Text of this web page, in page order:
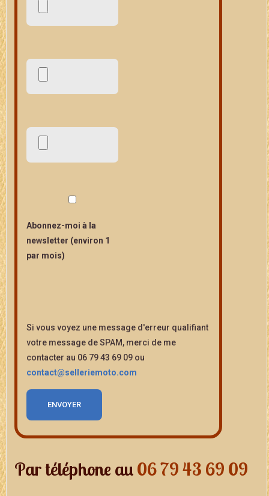
Abonnez-moi à la
newsletter (environ 1
par mois)
Si vous voyez une message d'erreur qualifiant
votre message de SPAM, merci de me
contacter au 06 79 43 69 09 ou
contact@selleriemoto.com
Par téléphone au06 79 43 69 09